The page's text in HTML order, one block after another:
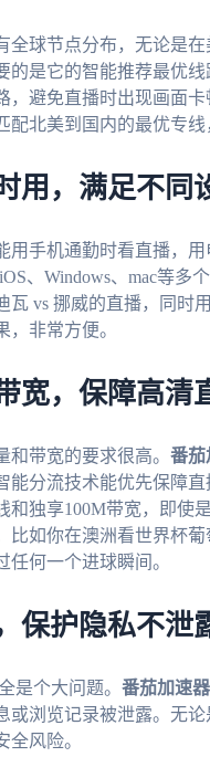
全球节点分布，无论是
的是它的智能推荐最优
，避免直播时出现画面
配北美到国内的最优专
用，满足不同
用手机通勤时看直播，
、Windows、mac等多
瓦 vs 挪威的直播，同时
非常方便。
宽，保障高清
带宽的要求很高。 番茄
能分流技术能优先保障
和独享100M带宽，即
如你在澳洲看世界杯葡
何一个进球瞬间。
保护隐私不泄
是个大问题。 番茄加速器
或浏览记录被泄露。无
风险。